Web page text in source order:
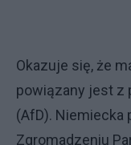
Okazuje się, że
powiązany jest z
(AfD). Niemiecka
Zgromadzeniu